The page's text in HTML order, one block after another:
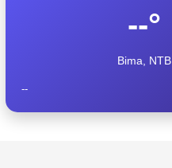
--°
Bima, NTB
--